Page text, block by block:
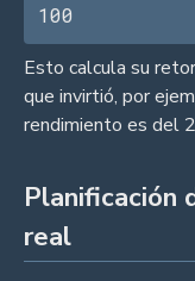
100
Esto calcula su
que invirtió, por
rendimiento es del
Planificación
real